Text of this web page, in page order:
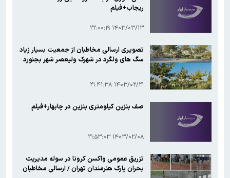
ریجاب+فیلم
۱۴۰۳/۰۳/۱۳ ۲۲:۰۰:۱۹
تصویری ارسالی مخاطبان از جمعیت بسیار زیاد
سگ های ولگرد در شهرک ولیعصر شهر بجنورد
۱۴۰۳/۰۲/۲۱ ۲۱:۴۱:۳۸
صف بنزین کیلومتری بنزین در چابهار+فیلم
۱۴۰۳/۰۲/۰۸ ۲۱:۵۳:۰۳
تزریق عمومی واکسن کرونا در سوله مدیریت
بحران پارک هنرمندان تهران / ارسالی مخاطبان